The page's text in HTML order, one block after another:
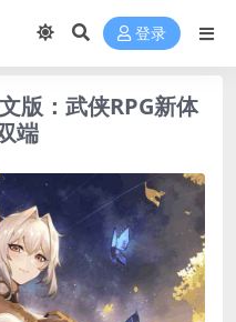
登录
版：武侠RPG新体
端